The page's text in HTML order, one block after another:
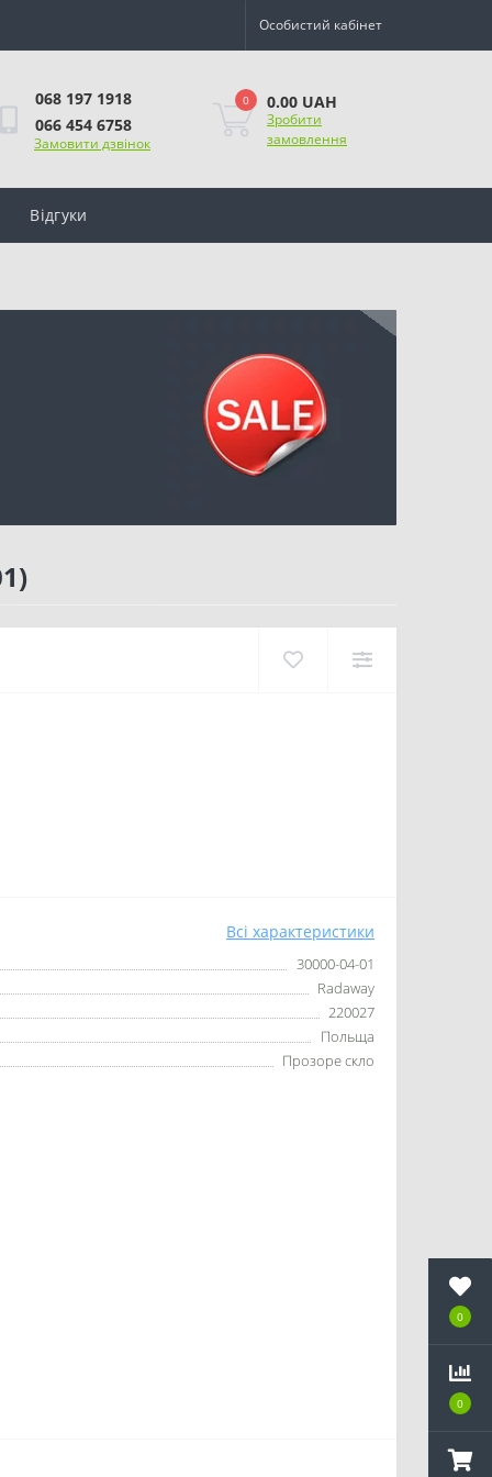
0
0
Особистий кабінет
068 197 1918
066 454 6758
Замовити дзвінок
0 0.00 UAH
Зробити
замовлення
Відгуки
Всі характеристики
30000-04-01
Radaway
220027
Польща
Прозоре скло